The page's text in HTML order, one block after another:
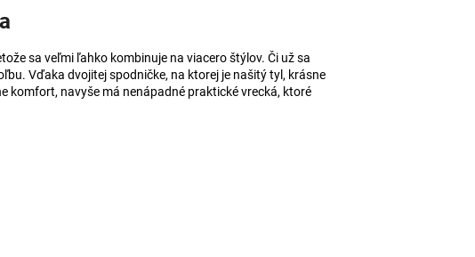
sa veľmi ľahko kombinuje na viacero štýlov. Či už sa
Vďaka dvojitej spodničke, na ktorej je našitý tyl, krásne
komfort, navyše má nenápadné praktické vrecká, ktoré